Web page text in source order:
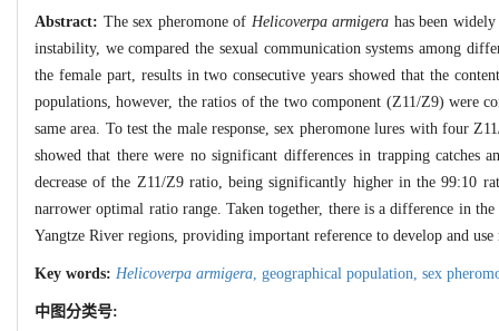
Abstract: The sex pheromone of Helicoverpa armigera has been
instability, we compared the sexual communication systems among
the female part, results in two consecutive years showed that the
populations, however, the ratios of the two component (Z11/Z9) were
same area. To test the male response, sex pheromone lures with four
showed that there were no significant differences in trapping
decrease of the Z11/Z9 ratio, being significantly higher in the 99:10
narrower optimal ratio range. Taken together, there is a difference in
Yangtze River regions, providing important reference to develop and
Key words: Helicoverpa armigera, geographical population, sex
中图分类号: